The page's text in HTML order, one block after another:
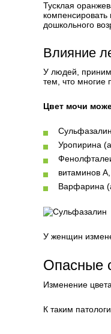
Тусклая
дошкольного
Влияние
У людей,
тем, что многие
Цвет мочи
Уропирина
витаминов
Варфарина
У женщин
Опасные
Изменение
К таким